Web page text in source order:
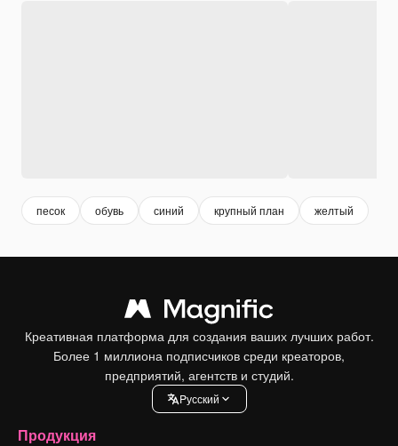
песок обувь синий крупный план желтый
Креативная платформа для создания ваших лучших работ.
Более 1 миллиона подписчиков среди креаторов,
предприятий, агентств и студий.
Pусский
Продукция